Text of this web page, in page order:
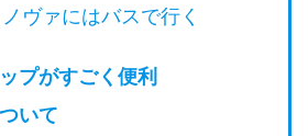
ヴァにはバスで行く
プがすごく便利
いて